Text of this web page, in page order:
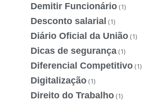
Demitir Funcionário (1)
Desconto salarial (1)
Diário Oficial da União (1)
Dicas de segurança (1)
Diferencial Competitivo (1)
Digitalização (1)
Direito do Trabalho (1)